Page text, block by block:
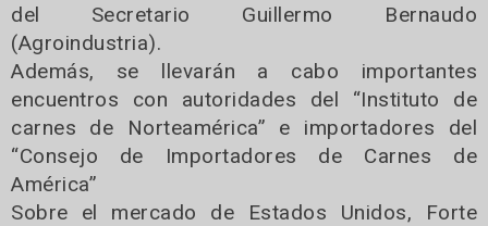
del Secretario Guillermo Bernaudo
(Agroindustria).
Además, se llevarán a cabo importantes
encuentros con autoridades del “Instituto de
carnes de Norteamérica” e importadores del
“Consejo de Importadores de Carnes de
América”
Sobre el mercado de Estados Unidos, Forte